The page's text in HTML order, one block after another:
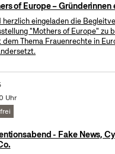
of Europe – Gründerinnen
herzlich eingeladen die
"Mothers of Europe" zu
dem Thema Frauenrechte in
Uhr
- Fake News,